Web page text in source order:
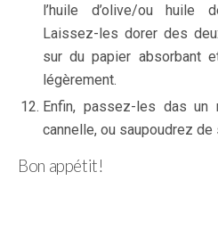
l’huile d’olive/ou huile
Laissez-les dorer des
sur du papier absorbant
légèrement.
Enfin, passez-les das un
cannelle, ou saupoudrez de
Bon appétit!